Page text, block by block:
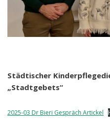
Städtischer
„Stadtgebets“
2025-03 Dr Bieri Gespräch Artickel